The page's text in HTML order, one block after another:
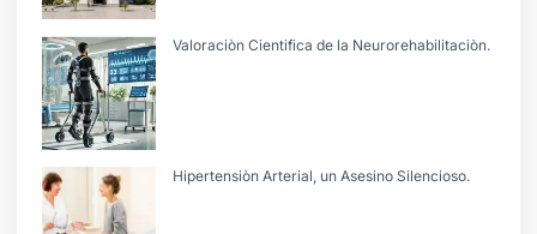
Valoraciòn Cientifica de la Neurorehabilitaciòn.
Hipertensiòn Arterial, un Asesino Silencioso.